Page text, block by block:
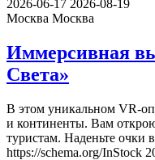
2026-06-17 2026-08-19
Москва Москва
Иммерсивная
Света»
В этом уникальном VR-
и континенты. Вам
туристам. Наденьте очки
https://schema.org/InStock